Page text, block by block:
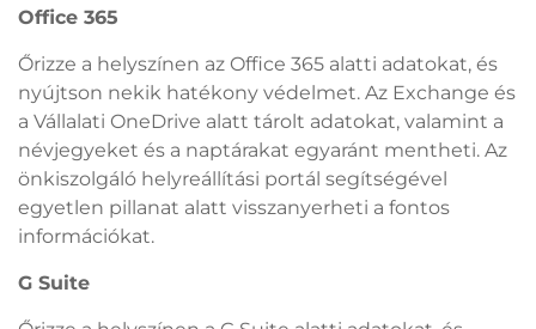
Office 365
Őrizze a helyszínen az Office 365 alatti adatokat, és
nyújtson nekik hatékony védelmet. Az Exchange és
a Vállalati OneDrive alatt tárolt adatokat, valamint a
névjegyeket és a naptárakat egyaránt mentheti. Az
önkiszolgáló helyreállítási portál segítségével
egyetlen pillanat alatt visszanyerheti a fontos
információkat.
G Suite